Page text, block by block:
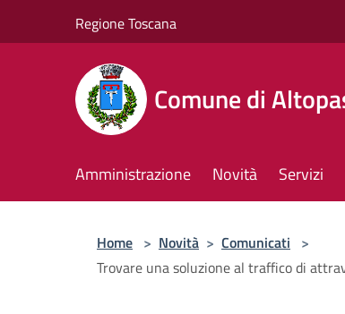
Regione Toscana
Comune di
Amministrazione Novità Servizi
Home > Novità > Comunicati >
Trovare una soluzione al traffico di